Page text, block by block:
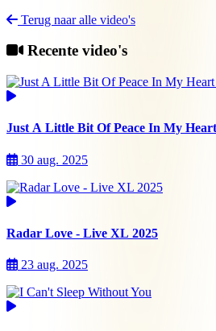
Terug naar alle video's
Recente video's
Just A Little Bit Of Peace In My
30 aug. 2025
Radar Love - Live XL 2025
23 aug. 2025